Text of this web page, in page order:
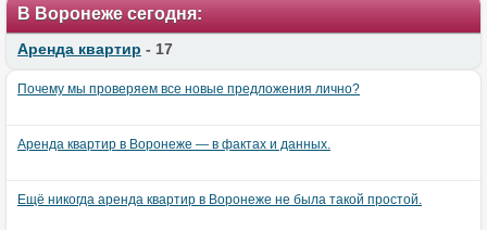
В Воронеже сегодня:
Аренда квартир - 17
Почему мы проверяем все новые предложения лично?
Аренда квартир в Воронеже — в фактах и данных.
Ещё никогда аренда квартир в Воронеже не была такой простой.